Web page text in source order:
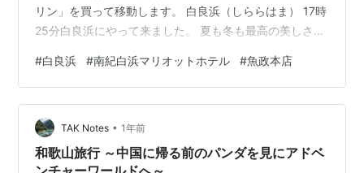
リン」を買って移動します。 白良浜（しららはま） 17時
25分白良浜にやって来ました。 夏も冬も最高の美しさ、
渡る白砂の浜。毎年約60万人が訪れる関西屈指のこの美
しいビーチは「日本の快水浴場百選」にも選ばれていま
す。白い砂、エメラルドグリーンの海、椰子の木の並ぶ
風景など、姉妹浜のワイキキビーチを連想させるほどリ
ゾート気分が味わえます。また、白良浜では、花火やラ
ンタンなどのイベン…
#白良浜 #南紀白浜マリオットホテル #魚政本店
TAK Notes • 1年前
和歌山旅行 ～中国に帰る前のパンダを見にアドベ